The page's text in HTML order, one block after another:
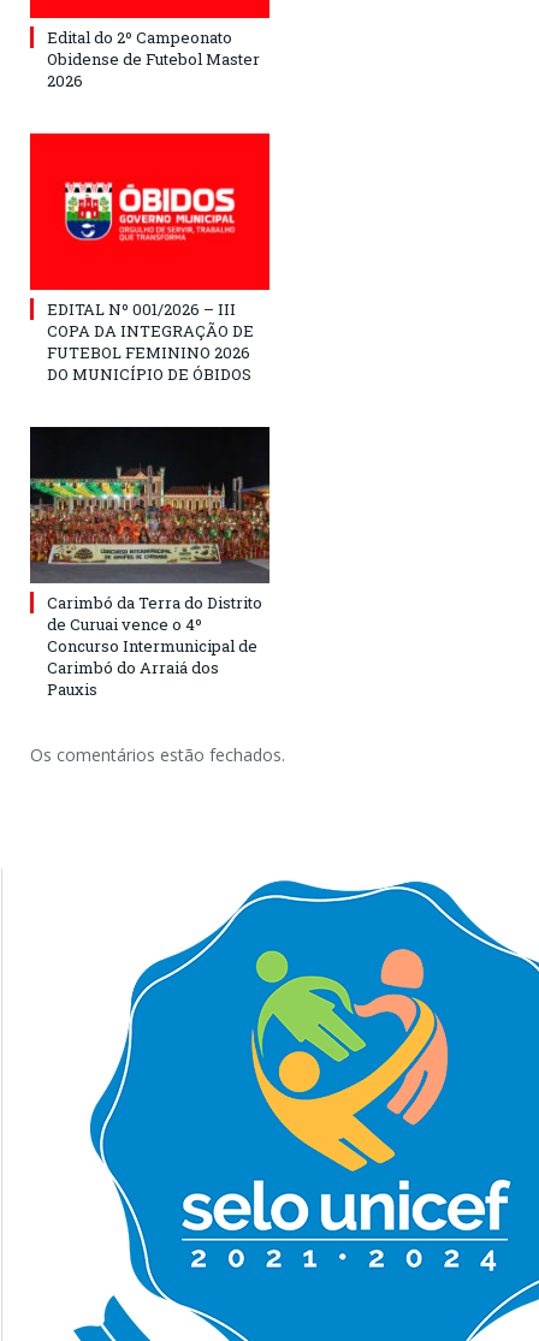
Edital do 2º Campeonato
Obidense de Futebol Master
2026
EDITAL Nº 001/2026 – III
COPA DA INTEGRAÇÃO DE
FUTEBOL FEMININO 2026
DO MUNICÍPIO DE ÓBIDOS
Carimbó da Terra do Distrito
de Curuai vence o 4º
Concurso Intermunicipal de
Carimbó do Arraiá dos
Pauxis
Os comentários estão fechados.